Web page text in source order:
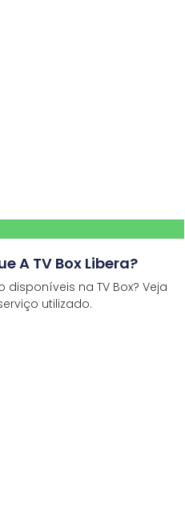
A TV Box Libera?
na TV Box? Veja
utilizado.